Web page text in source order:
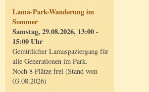
Lama-Park-Wanderung im
Sommer
Samstag, 29.08.2026, 13:00 -
15:00 Uhr
Gemütlicher Lamaspaziergang für
alle Generationen im Park.
Noch 8 Plätze frei (Stand vom
03.08.2026)